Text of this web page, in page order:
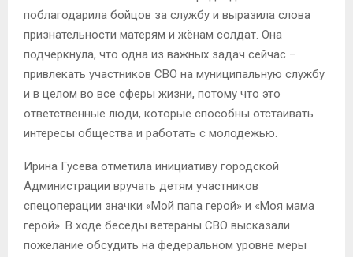
поблагодарила бойцов за службу и выразила слова
признательности матерям и жёнам солдат. Она
подчеркнула, что одна из важных задач сейчас –
привлекать участников СВО на муниципальную службу
и в целом во все сферы жизни, потому что это
ответственные люди, которые способны отстаивать
интересы общества и работать с молодежью.
Ирина Гусева отметила инициативу городской
Администрации вручать детям участников
спецоперации значки «Мой папа герой» и «Моя мама
герой». В ходе беседы ветераны СВО высказали
пожелание обсудить на федеральном уровне меры